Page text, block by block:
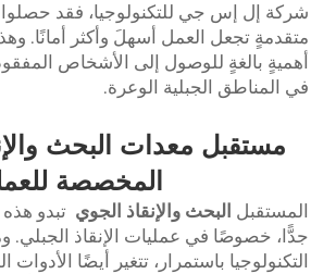
شركة إل إس جي للتكنولوجيا، فقد
متقدمةٍ تجعل العمل أسهلَ وأكثر أمانًا.
أهميةٍ بالغةٍ للوصول إلى الأشخاص
في المناطق الجبلية الوعرة.
مستقبل معدات البحث
المخصصة
المستقبل البحث والإنقاذ الجوي تبدو
جدًّا، خصوصًا في عمليات الإنقاذ الجبلي.
التكنولوجيا باستمرار، تتغير أيضًا